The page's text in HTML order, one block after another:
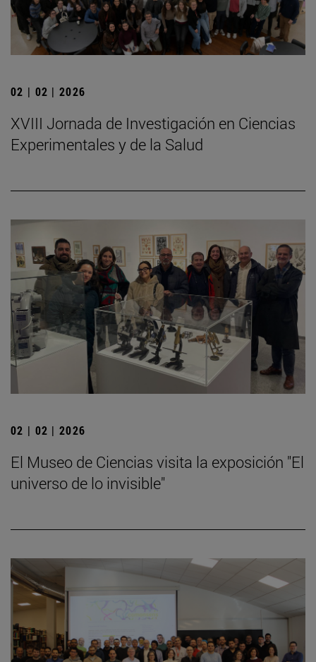
02 | 02 | 2026
XVIII Jornada de Investigación en Ciencias
Experimentales y de la Salud
02 | 02 | 2026
El Museo de Ciencias visita la exposición "El
universo de lo invisible"